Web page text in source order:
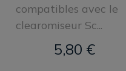
compatibles avec le
clearomiseur Sc...
5,80 €